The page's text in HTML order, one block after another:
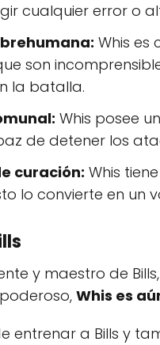
cualquier error o
Whis es
son
la batalla.
Whis posee
de detener los
curación: Whis
lo convierte en
y maestro de
Whis es
entrenar a Bills y